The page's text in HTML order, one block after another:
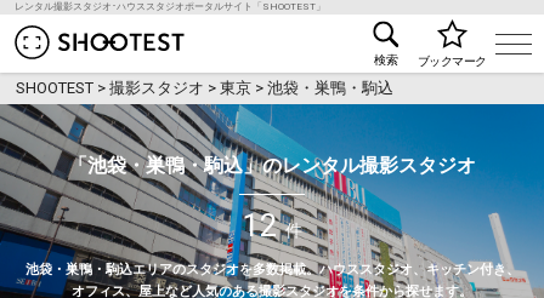
レンタル撮影スタジオ･ハウススタジオポータルサイト「SHOOTEST」
レンタル撮影スタジオ･ハウススタジオ検索の
検索 ブックマーク
SHOOTEST >撮影スタジオ >東京 >池袋・巣鴨・駒込
「池袋・巣鴨・駒込」のレンタル撮影スタジオ
12 件
池袋・巣鴨・駒込エリアのスタジオを多数掲載。ハウススタジオ、キッチン付き、
オフィス、屋上など人気のある撮影スタジオを条件から探せます。